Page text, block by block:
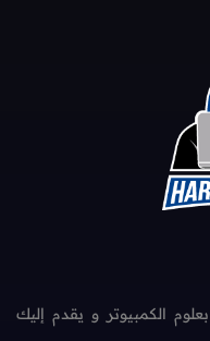
الكمبيوتر و يقدم إليك